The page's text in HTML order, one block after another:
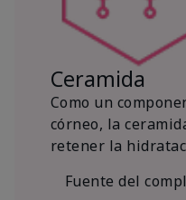
Ceramida
Como un
córneo, la
retener la
Fuente del